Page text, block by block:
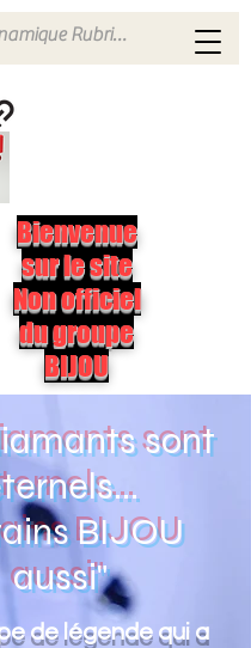
sont
BIJOU
aussi"
de légende qui a
Bienvenue
sur le site
Non officiel
du groupe
BIJOU